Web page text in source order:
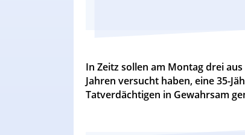
In Zeitz sollen am Montag drei
Jahren versucht haben, eine 35-
Tatverdächtigen in Gewahrsam